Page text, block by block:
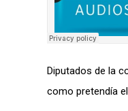
Diputados de la
como pretendía